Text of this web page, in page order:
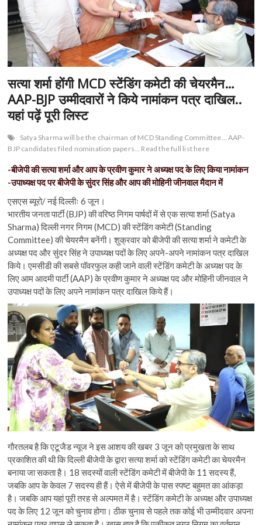
सत्या शर्मा होंगी MCD स्टेंडिंग कमेटी की चेयरमैन…
AAP-BJP उम्मीदवारों ने किये नामांकन पत्र दाखिल..
यहां पढ़ें पूरी लिस्ट
Satya Sharma will be the chairman of MCD Standing Committee… AAP-
BJP candidates filed nomination papers… Read the full list here
-बीजेपी की सत्या शर्मा और आप के प्रवीण कुमार ने अध्यक्ष पद के लिए किया नामांकन
-उपाध्यक्ष पद पर बीजेपी के सुंदर सिंह और आप की मोहिनी जीनवाल मैदान में
एसएस ब्यूरो/ नई दिल्लीः 6 जून।
भारतीय जनता पार्टी (BJP) की वरिष्ठ निगम पार्षदों में से एक सत्या शर्मा (Satya
Sharma) दिल्ली नगर निगम (MCD) की स्टेंडिंग कमेटी (Standing
Committee) की चेयरमैन बनेंगी। शुक्रवार को बीजेपी की सत्या शर्मा ने कमेटी के
अध्यक्ष पद और सुंदर सिंह ने उपाध्यक्ष पदों के लिए अपने-अपने नामांकन पत्र दाखिल
किये। एमसीडी की सबसे पॉवरफुल कही जाने वाली स्टेंडिंग कमेटी के अध्यक्ष पद के
लिए आम आदमी पार्टी (AAP) के प्रवीण कुमार ने अध्यक्ष पद और मोहिनी जीनवाल ने
उपाध्यक्ष पदों के लिए अपने नामांकन पत्र दाखिल किये हैं।
गौरतलब है कि एटूजैड न्यूज ने इस आशय की खबर 3 जून को प्रमुखता के साथ
प्रकाशित की थी कि दिल्ली बीजेपी के द्वारा सत्या शर्मा को स्टेंडिंग कमेटी का चेयरमैन
बनाया जा सकता है। 18 सदस्यों वाली स्टेंडिंग कमेटी में बीजेपी के 11 सदस्य हैं,
जबकि आप के केवल 7 सदस्य ही हैं। ऐसे में बीजेपी के पास स्पष्ट बहुमत का आंकड़ा
है। जबकि आप यहां पूरी तरह से अल्पमत में है। स्टेंडिंग कमेटी के अध्यक्ष और उपाध्यक्ष
पद के लिए 12 जून को चुनाव होगा। ठीक चुनाव से पहले तक कोई भी उम्मीदवार अपना